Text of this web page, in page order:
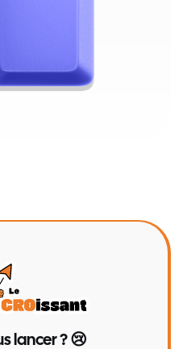
lancer ? 😢